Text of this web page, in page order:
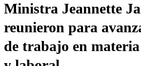
Ministra Jeannette
reunieron para
de trabajo en